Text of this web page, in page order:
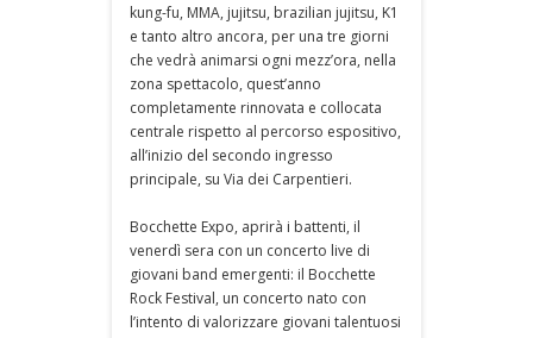
kung-fu, MMA, jujitsu, brazilian jujitsu, K1
e tanto altro ancora, per una tre giorni
che vedrà animarsi ogni mezz’ora, nella
zona spettacolo, quest’anno
completamente rinnovata e collocata
centrale rispetto al percorso espositivo,
all’inizio del secondo ingresso
principale, su Via dei Carpentieri.
Bocchette Expo, aprirà i battenti, il
venerdì sera con un concerto live di
giovani band emergenti: il Bocchette
Rock Festival, un concerto nato con
l’intento di valorizzare giovani talentuosi